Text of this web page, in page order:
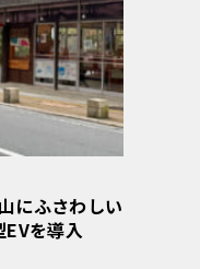
にふさわしい
を導入